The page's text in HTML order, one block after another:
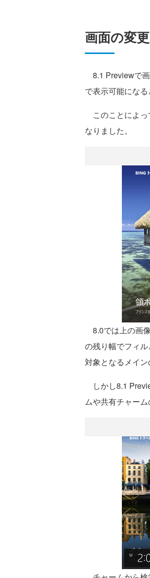
画面の変更
8.1 Previewで
で表示可能になる
このことによっ
なりました。
8.0では上の画
の残り幅でフィ
対象となるメイン
しかし8.1
ムや共有チャー